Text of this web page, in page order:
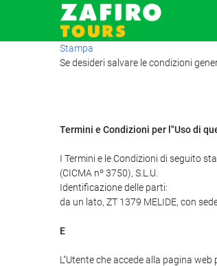
Stampa
Se desideri salvare le condizioni
Termini e Condizioni per l"Uso di
I Termini e le Condizioni di seguito
(CICMA nº 3750), S.L.U.
Identificazione delle parti:
da un lato, ZT 1379 MELIDE, con
E
L"Utente che accede alla pagina